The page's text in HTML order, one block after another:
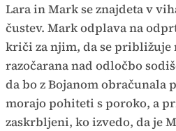
Lara in Mark se znajdeta v
čustev. Mark odplava na
kriči za njim, da se približuje
razočarana nad odločbo
da bo z Bojanom obračunala
morajo pohiteti s poroko, a
zaskrbljeni, ko izvedo, da je